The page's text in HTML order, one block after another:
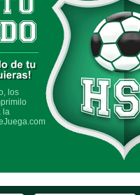
FÚTBOL más info »
los
la